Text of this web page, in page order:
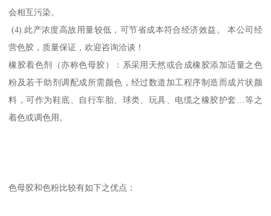
会相互污染。
(4).此产浓度高故用量较低，可节省成本符合经济效益。 本公司经
营色胶，质量保证，欢迎咨询洽谈！
橡胶着色剂（亦称色母胶）：系采用天然或合成橡胶添加适量之色
粉及若干助剂调配成所需颜色，经过数道加工程序制造而成片状颜
料，可作为鞋底、自行车胎、球类、玩具、电缆之橡胶护套…等之
着色或调色用。
色母胶和色粉比较有如下之优点：